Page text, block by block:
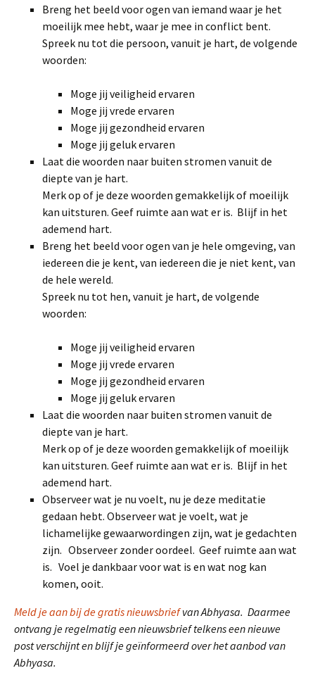
Breng het beeld voor ogen van iemand waar je het
moeilijk mee hebt, waar je mee in conflict bent.
Spreek nu tot die persoon, vanuit je hart, de volgende
woorden:
Moge jij veiligheid ervaren
Moge jij vrede ervaren
Moge jij gezondheid ervaren
Moge jij geluk ervaren
Laat die woorden naar buiten stromen vanuit de
diepte van je hart.
Merk op of je deze woorden gemakkelijk of moeilijk
kan uitsturen. Geef ruimte aan wat er is. Blijf in het
ademend hart.
Breng het beeld voor ogen van je hele omgeving, van
iedereen die je kent, van iedereen die je niet kent, van
de hele wereld.
Spreek nu tot hen, vanuit je hart, de volgende
woorden:
Moge jij veiligheid ervaren
Moge jij vrede ervaren
Moge jij gezondheid ervaren
Moge jij geluk ervaren
Laat die woorden naar buiten stromen vanuit de
diepte van je hart.
Merk op of je deze woorden gemakkelijk of moeilijk
kan uitsturen. Geef ruimte aan wat er is. Blijf in het
ademend hart.
Observeer wat je nu voelt, nu je deze meditatie
gedaan hebt. Observeer wat je voelt, wat je
lichamelijke gewaarwordingen zijn, wat je gedachten
zijn. Observeer zonder oordeel. Geef ruimte aan wat
is. Voel je dankbaar voor wat is en wat nog kan
komen, ooit.
Meld je aan bij de gratis nieuwsbriefvan Abhyasa. Daarmee
ontvang je regelmatig een nieuwsbrief telkens een nieuwe
post verschijnt en blijf je geïnformeerd over het aanbod van
Abhyasa.